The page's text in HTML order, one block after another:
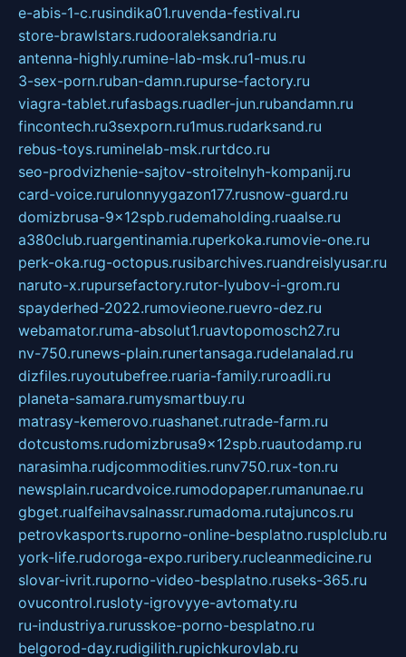
e-abis-1-c.rusindika01.ruvenda-festival.ru
store-brawlstars.rudooraleksandria.ru
antenna-highly.rumine-lab-msk.ru1-mus.ru
3-sex-porn.ruban-damn.rupurse-factory.ru
viagra-tablet.rufasbags.ruadler-jun.rubandamn.ru
fincontech.ru3sexporn.ru1mus.rudarksand.ru
rebus-toys.ruminelab-msk.rurtdco.ru
seo-prodvizhenie-sajtov-stroitelnyh-kompanij.ru
card-voice.rurulonnyygazon177.rusnow-guard.ru
domizbrusa-9x12spb.rudemaholding.ruaalse.ru
a380club.ruargentinamia.ruperkoka.rumovie-one.ru
perk-oka.rug-octopus.rusibarchives.ruandreislyusar.ru
naruto-x.rupursefactory.rutor-lyubov-i-grom.ru
spayderhed-2022.rumovieone.ruevro-dez.ru
webamator.ruma-absolut1.ruavtopomosch27.ru
nv-750.runews-plain.runertansaga.rudelanalad.ru
dizfiles.ruyoutubefree.ruaria-family.ruroadli.ru
planeta-samara.rumysmartbuy.ru
matrasy-kemerovo.ruashanet.rutrade-farm.ru
dotcustoms.rudomizbrusa9x12spb.ruautodamp.ru
narasimha.rudjcommodities.runv750.rux-ton.ru
newsplain.rucardvoice.rumodopaper.rumanunae.ru
gbget.rualfeihavsalnassr.rumadoma.rutajuncos.ru
petrovkasports.ruporno-online-besplatno.rusplclub.ru
york-life.rudoroga-expo.ruribery.rucleanmedicine.ru
slovar-ivrit.ruporno-video-besplatno.ruseks-365.ru
ovucontrol.rusloty-igrovyye-avtomaty.ru
ru-industriya.rurusskoe-porno-besplatno.ru
belgorod-day.rudigilith.rupichkurovlab.ru